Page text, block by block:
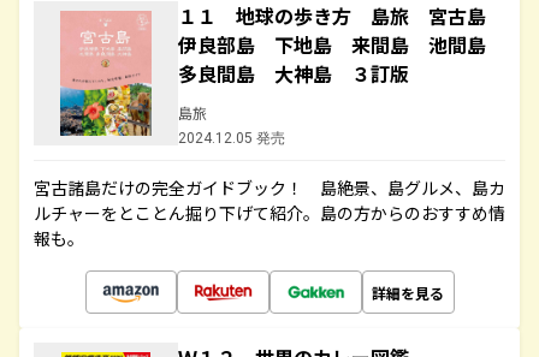
１１ 地球の歩き方 島旅 宮古島
伊良部島 下地島 来間島 池間島
多良間島 大神島 ３訂版
島旅
2024.12.05 発売
宮古諸島だけの完全ガイドブック！ 島絶景、島グルメ、島カ
ルチャーをとことん掘り下げて紹介。島の方からのおすすめ情
報も。
詳細を見る